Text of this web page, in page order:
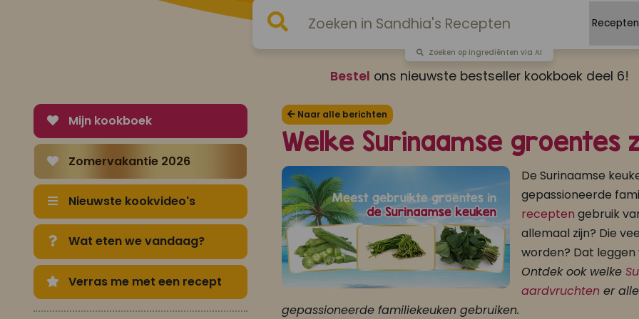
Zoeken op ingrediënten via AI
Bestel ons nieuwste bestseller kookboek deel 6!
Mijn kookboek
Zomervakantie 2026
Nieuwste kookvideo's
Wat eten we vandaag?
Verras me met een recept
Naar alle berichten
Welke Surinaamse groentes
De Surinaamse
gepassioneerde
recepten gebruik
allemaal zijn? Die
worden? Dat
Ontdek ook welke
aardvruchten er
gepassioneerde familiekeuken gebruiken.